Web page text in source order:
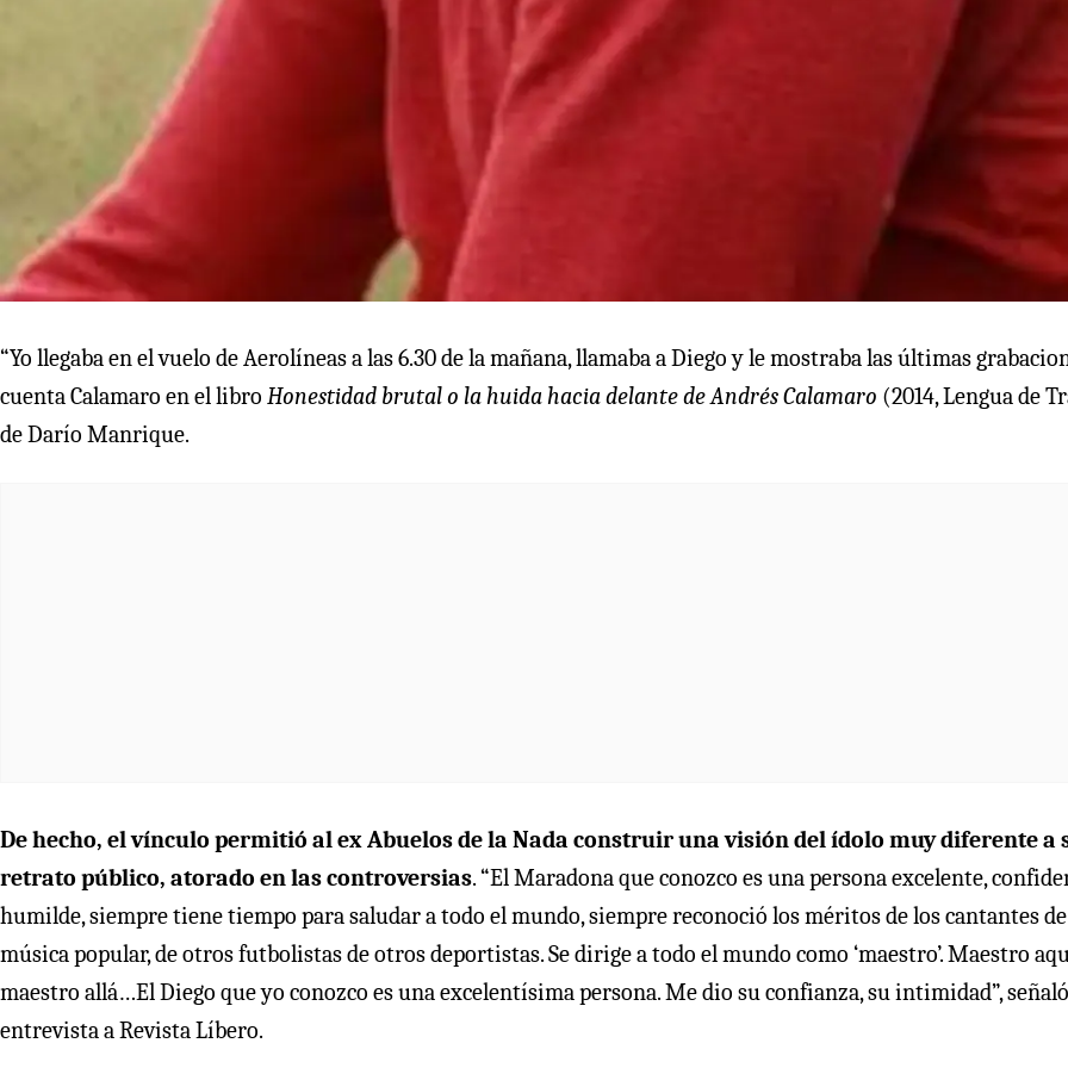
“Yo llegaba en el vuelo de Aerolíneas a las 6.30 de la mañana, llamaba a Diego y le mostraba las últimas
cuenta Calamaro en el libro Honestidad brutal o la huida hacia delante de Andrés Calamaro (2014, Lengua de
de Darío Manrique.
De hecho, el vínculo permitió al ex Abuelos de la Nada construir una visión del ídolo muy diferente a
retrato público, atorado en las controversias. “El Maradona que conozco es una persona excelente,
humilde, siempre tiene tiempo para saludar a todo el mundo, siempre reconoció los méritos de los cantantes
música popular, de otros futbolistas de otros deportistas. Se dirige a todo el mundo como ‘maestro’. Maestro
maestro allá…El Diego que yo conozco es una excelentísima persona. Me dio su confianza, su intimidad”,
entrevista a Revista Líbero.